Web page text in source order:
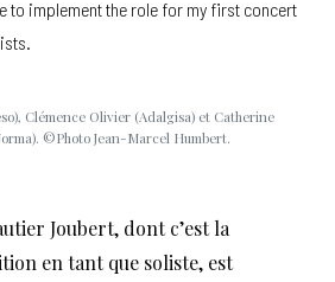
to implement the role for my first concert
Clémence Olivier (Adalgisa) et Catherine
©Photo Jean-Marcel Humbert.
Joubert, dont c’est la
en tant que soliste, est